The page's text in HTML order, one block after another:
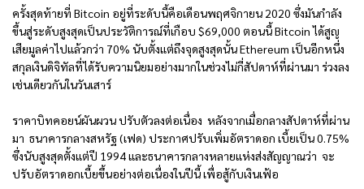
ครั้งสุดท้ายที่ Bitcoin อยู่ที่ระดับนี้คือเดือนพฤศจิกายน 2020 ซึ่งมันกำลัง
ขึ้นสู่ระดับสูงสุดเป็นประวัติการณ์ที่เกือบ $69,000 ตอนนี้ Bitcoin ได้สูญ
เสียมูลค่าไปแล้วกว่า 70% นับตั้งแต่ถึงจุดสูงสุดนั้น Ethereum เป็นอีกหนึ่ง
สกุลเงินดิจิทัลที่ได้รับความนิยมอย่างมากในช่วงไม่กี่สัปดาห์ที่ผ่านมา ร่วงลง
เช่นเดียวกันในวันเสาร์
ราคาบิทคอยน์ผันผวน ปรับตัวลงต่อเนื่อง หลังจากเมื่อกลางสัปดาห์ที่ผ่าน
มา ธนาคารกลางสหรัฐ (เฟด) ประกาศปรับเพิ่มอัตราดอก เบี้ยเป็น 0.75%
ซึ่งนับสูงสุดตั้งแต่ปี 1994 และธนาคารกลางหลายแห่งส่งสัญญาณว่า จะ
ปรับอัตราดอกเบี้ยขึ้นอย่างต่อเนื่องในปีนี้ เพื่อสู้กับเงินเฟ้อ